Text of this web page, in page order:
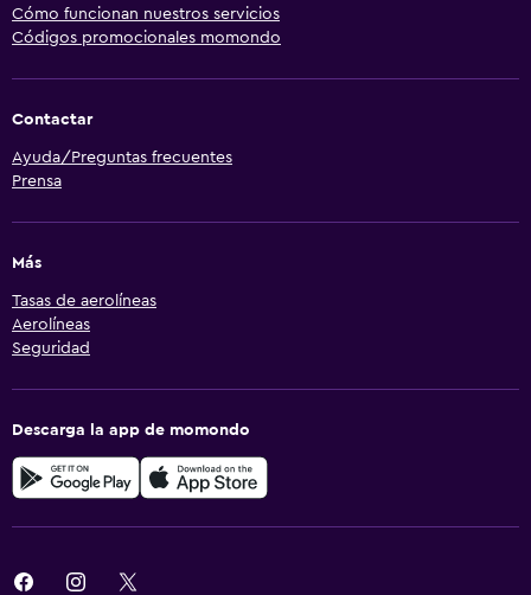
Cómo funcionan nuestros servicios
Códigos promocionales momondo
Contactar
Ayuda/Preguntas frecuentes
Prensa
Más
Tasas de aerolíneas
Aerolíneas
Seguridad
Descarga la app de momondo